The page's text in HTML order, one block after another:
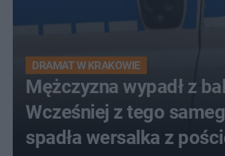
DRAMAT W KRAKOWIE
Mężczyzna wypadł z
Wcześniej z tego
spadła wersalka z